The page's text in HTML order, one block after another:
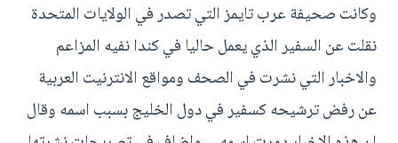
وكانت صحيفة عرب تايمز التي تصدر في الولايات المتحدة
نقلت عن السفير الذي يعمل حاليا في كندا نفيه المزاعم
والاخبار التي نشرت في الصحف ومواقع الانترنيت العربية
عن رفض ترشيحه كسفير في دول الخليج بسبب اسمه وقال